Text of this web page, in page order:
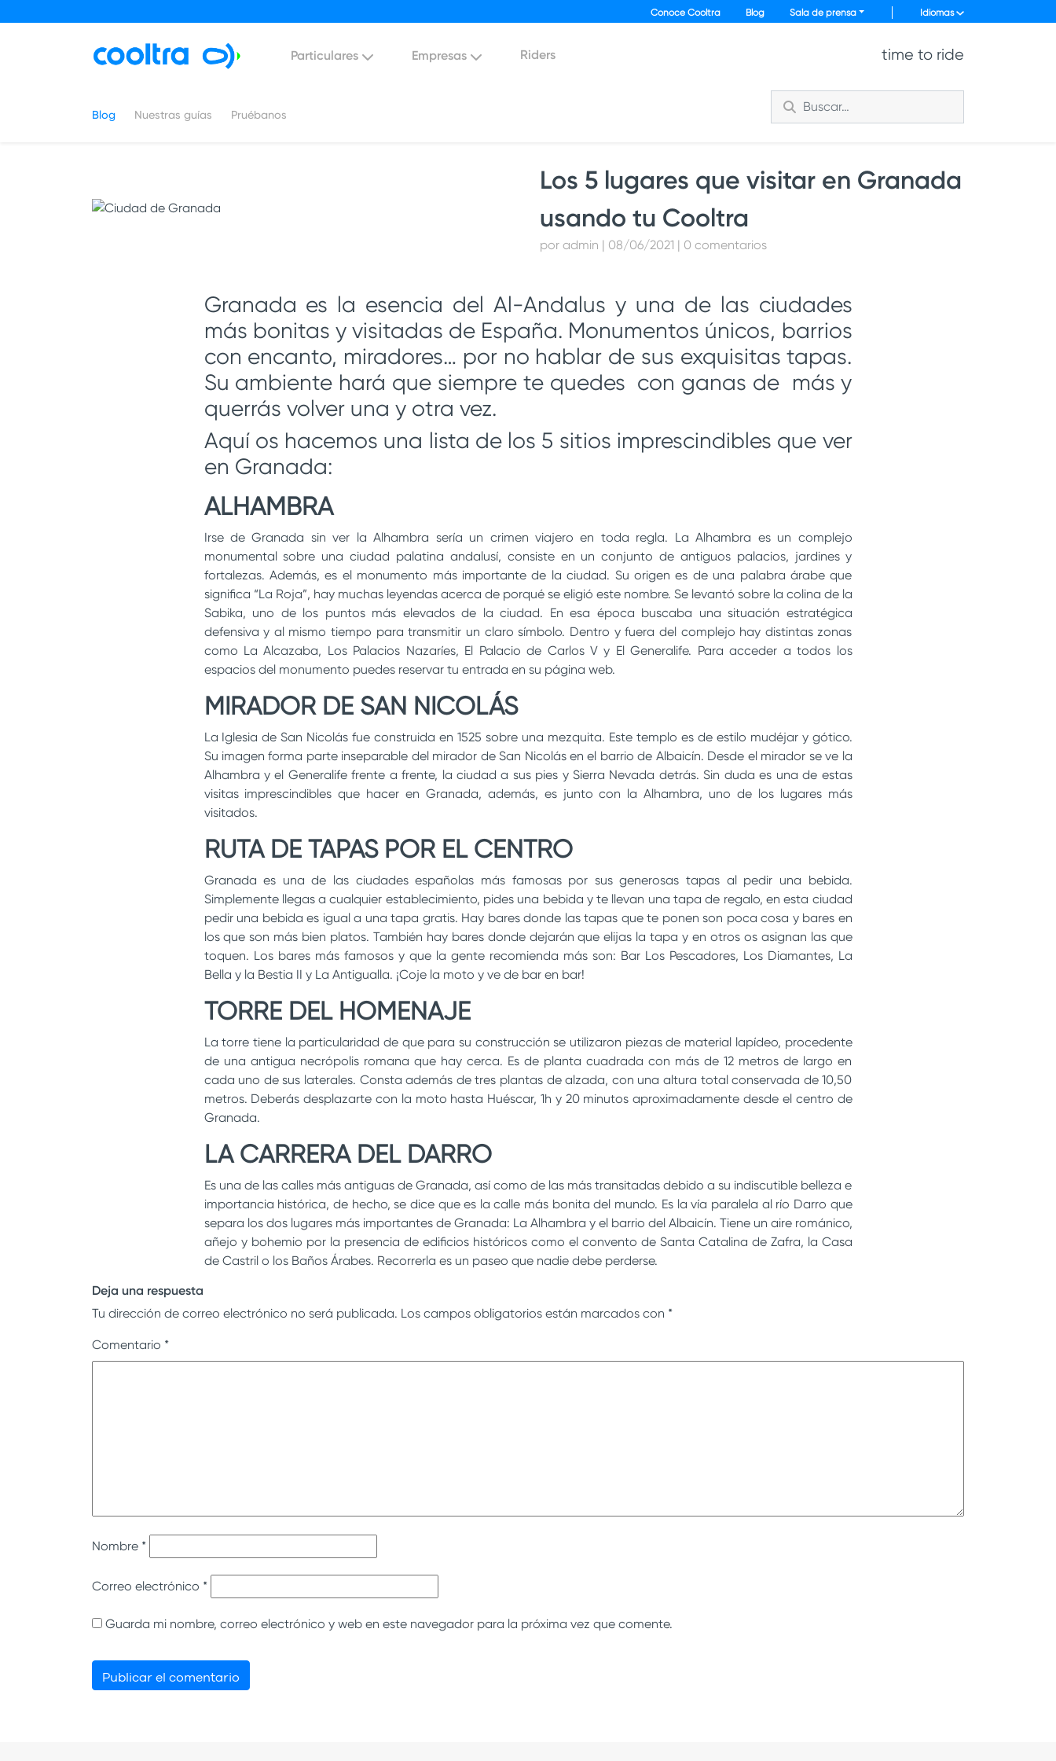
Conoce Cooltra Blog Sala de prensa Idiomas
Particulares Empresas Riders time to ride
Blog Nuestras guías Pruébanos
Los 5 lugares que visitar en Granada
usando tu Cooltra
por admin | 08/06/2021 | 0 comentarios
Granada es la esencia del Al-Andalus y una de las ciudades
más bonitas y visitadas de España. Monumentos únicos, barrios
con encanto, miradores… por no hablar de sus exquisitas tapas.
Su ambiente hará que siempre te quedes con ganas de más y
querrás volver una y otra vez.
Aquí os hacemos una lista de los 5 sitios imprescindibles que ver
en Granada:
ALHAMBRA
Irse de Granada sin ver la Alhambra sería un crimen viajero en toda regla. La Alhambra es un complejo
monumental sobre una ciudad palatina andalusí, consiste en un conjunto de antiguos palacios, jardines y
fortalezas. Además, es el monumento más importante de la ciudad. Su origen es de una palabra árabe que
significa “La Roja”, hay muchas leyendas acerca de porqué se eligió este nombre. Se levantó sobre la colina de la
Sabika, uno de los puntos más elevados de la ciudad. En esa época buscaba una situación estratégica
defensiva y al mismo tiempo para transmitir un claro símbolo. Dentro y fuera del complejo hay distintas zonas
como La Alcazaba, Los Palacios Nazaríes, El Palacio de Carlos V y El Generalife. Para acceder a todos los
espacios del monumento puedes reservar tu entrada en su página web.
MIRADOR DE SAN NICOLÁS
La Iglesia de San Nicolás fue construida en 1525 sobre una mezquita. Este templo es de estilo mudéjar y gótico.
Su imagen forma parte inseparable del mirador de San Nicolás en el barrio de Albaicín. Desde el mirador se ve la
Alhambra y el Generalife frente a frente, la ciudad a sus pies y Sierra Nevada detrás. Sin duda es una de estas
visitas imprescindibles que hacer en Granada, además, es junto con la Alhambra, uno de los lugares más
visitados.
RUTA DE TAPAS POR EL CENTRO
Granada es una de las ciudades españolas más famosas por sus generosas tapas al pedir una bebida.
Simplemente llegas a cualquier establecimiento, pides una bebida y te llevan una tapa de regalo, en esta ciudad
pedir una bebida es igual a una tapa gratis. Hay bares donde las tapas que te ponen son poca cosa y bares en
los que son más bien platos. También hay bares donde dejarán que elijas la tapa y en otros os asignan las que
toquen. Los bares más famosos y que la gente recomienda más son: Bar Los Pescadores, Los Diamantes, La
Bella y la Bestia II y La Antigualla. ¡Coje la moto y ve de bar en bar!
TORRE DEL HOMENAJE
La torre tiene la particularidad de que para su construcción se utilizaron piezas de material lapídeo, procedente
de una antigua necrópolis romana que hay cerca. Es de planta cuadrada con más de 12 metros de largo en
cada uno de sus laterales. Consta además de tres plantas de alzada, con una altura total conservada de 10,50
metros. Deberás desplazarte con la moto hasta Huéscar, 1h y 20 minutos aproximadamente desde el centro de
Granada.
LA CARRERA DEL DARRO
Es una de las calles más antiguas de Granada, así como de las más transitadas debido a su indiscutible belleza e
importancia histórica, de hecho, se dice que es la calle más bonita del mundo. Es la vía paralela al río Darro que
separa los dos lugares más importantes de Granada: La Alhambra y el barrio del Albaicín. Tiene un aire románico,
añejo y bohemio por la presencia de edificios históricos como el convento de Santa Catalina de Zafra, la Casa
de Castril o los Baños Árabes. Recorrerla es un paseo que nadie debe perderse.
Deja una respuesta
Tu dirección de correo electrónico no será publicada. Los campos obligatorios están marcados con *
Comentario *
Nombre *
Correo electrónico *
Guarda mi nombre, correo electrónico y web en este navegador para la próxima vez que comente.